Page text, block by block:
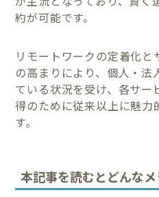
約が可能です。
リモートワークの定着化
の高まりにより、個人・法
ている状況を受け、各サー
得のために従来以上に魅力
す。
本記事を読むとどんな